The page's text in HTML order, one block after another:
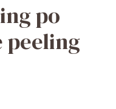
po
peeling